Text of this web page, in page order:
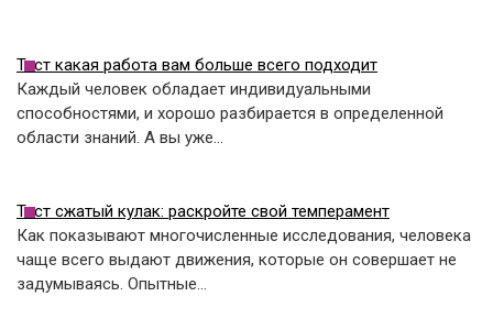
Тест какая работа вам больше всего подходит
Каждый человек обладает индивидуальными
способностями, и хорошо разбирается в определенной
области знаний. А вы уже…
Тест сжатый кулак: раскройте свой темперамент
Как показывают многочисленные исследования, человека
чаще всего выдают движения, которые он совершает не
задумываясь. Опытные…